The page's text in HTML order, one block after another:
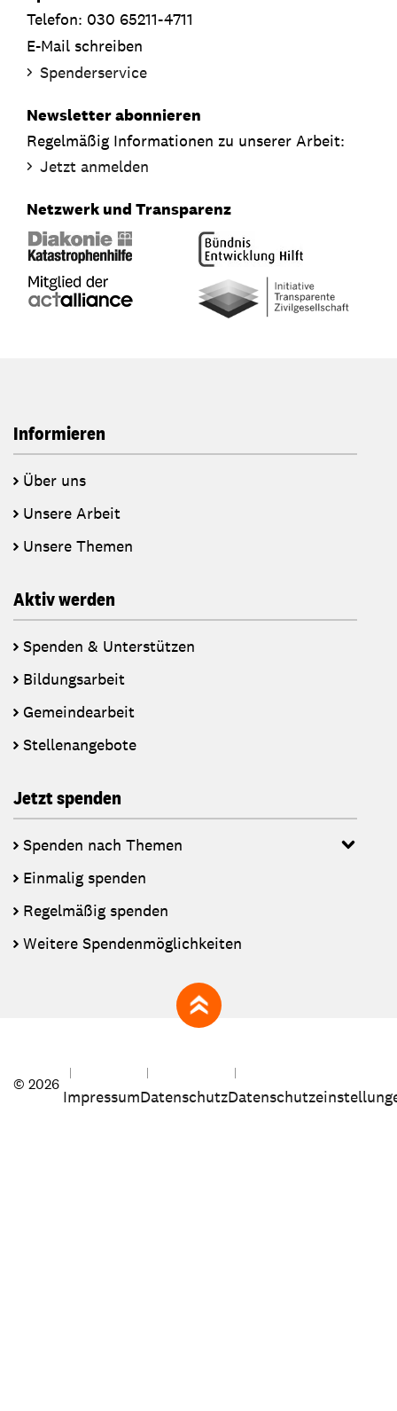
Telefon: 030 65211-4711
E-Mail schreiben
Spenderservice
Newsletter abonnieren
Regelmäßig Informationen zu unserer Arbeit:
Jetzt anmelden
Netzwerk und Transparenz
Informieren
Über uns
Unsere Arbeit
Unsere Themen
Aktiv werden
Spenden & Unterstützen
Bildungsarbeit
Gemeindearbeit
Stellenangebote
Jetzt spenden
Spenden nach Themen
Einmalig spenden
Regelmäßig spenden
Weitere Spendenmöglichkeiten
zum Seitenanfang
© 2026
ImpressumDatenschutz